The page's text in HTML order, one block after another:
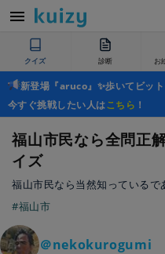
クイズ 診断 お
新登場『aruco』✨歩いてビッ
今すぐ挑戦したい人はこちら ！
福山市民なら全問正
イズ
福山市民なら当然知っているで
#福山市
＠nekokurogumi